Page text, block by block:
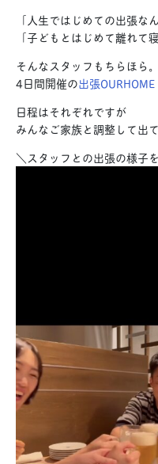
「人生ではじめての出張な
「子どもとはじめて離れて
そんなスタッフもちらほら。
4日間開催の出張
日程はそれぞれですが
みんなご家族と調整して出
＼スタッフとの出張の様子